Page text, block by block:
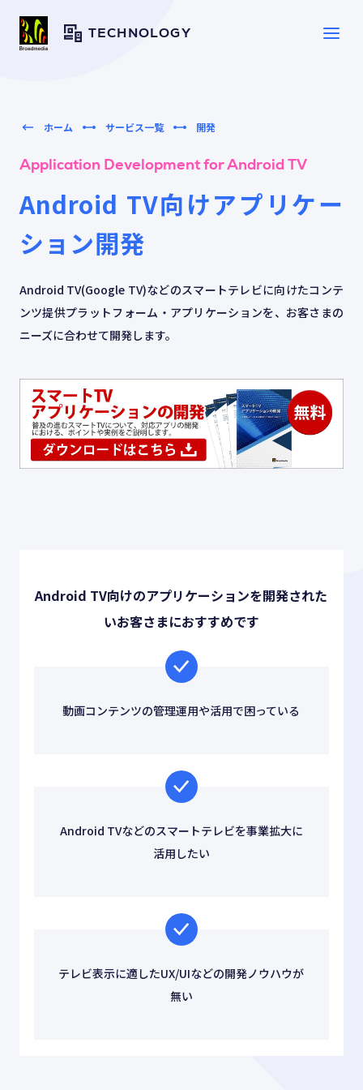
TECHNOLOGY
サービス一覧
SOLUTION
TOPICS
トピックス
お役立ち情報
ABOUT US
事業紹介
03-6439-3770
ホーム サービス一覧 開発
Application Development for Android TV
Android TV向けアプリケー
ション開発
Android TV(Google TV)などのスマートテレビに向けたコンテ
ンツ提供プラットフォーム・アプリケーションを、お客さまの
ニーズに合わせて開発します。
Android TV向けのアプリケーションを開発された
いお客さまにおすすめです
動画コンテンツの管理運用や活用で困っている
Android TVなどのスマートテレビを事業拡大に
活用したい
テレビ表示に適したUX/UIなどの開発ノウハウが
無い